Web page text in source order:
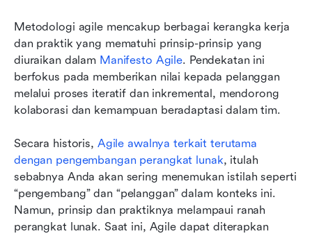
Metodologi agile mencakup berbagai kerangka kerja
dan praktik yang mematuhi prinsip-prinsip yang
diuraikan dalam Manifesto Agile. Pendekatan ini
berfokus pada memberikan nilai kepada pelanggan
melalui proses iteratif dan inkremental, mendorong
kolaborasi dan kemampuan beradaptasi dalam tim.
Secara historis, Agile awalnya terkait terutama
dengan pengembangan perangkat lunak, itulah
sebabnya Anda akan sering menemukan istilah seperti
“pengembang” dan “pelanggan” dalam konteks ini.
Namun, prinsip dan praktiknya melampaui ranah
perangkat lunak. Saat ini, Agile dapat diterapkan